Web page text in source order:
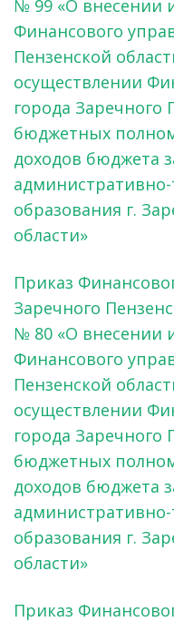
№ 99 «О внесении
Финансового
Пензенской
осуществлении
города Заречного
бюджетных
доходов бюджета
образования г.
области»
Приказ
Заречного
№ 80 «О внесении
Финансового
Пензенской
осуществлении
города Заречного
бюджетных
доходов бюджета
образования г.
области»
Приказ